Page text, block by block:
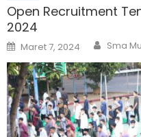
Open Recruitment
2024
Posted
on
Maret 7, 2024 Author
Sma